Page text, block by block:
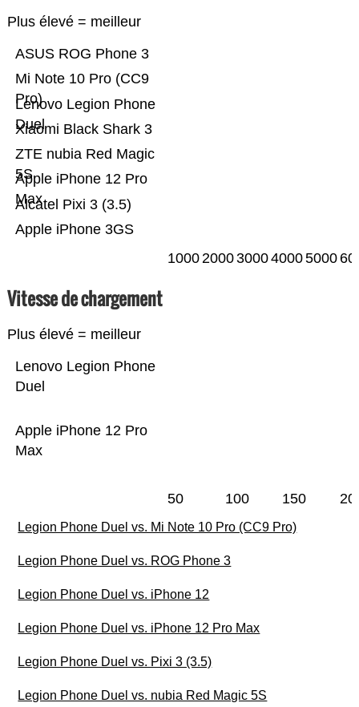
Plus élevé = meilleur
Apple iPhone 3GS
Alcatel Pixi 3 (3.5)
Apple iPhone 12 Pro
Max
ZTE nubia Red Magic
5S
Xiaomi Black Shark 3
Lenovo Legion Phone
Duel
Mi Note 10 Pro (CC9
Pro)
ASUS ROG Phone 3
10002000300040005000
Vitesse de chargement
Plus élevé = meilleur
Apple iPhone 12 Pro
Max
Lenovo Legion Phone
Duel
50 100 150
Legion Phone Duel vs. Mi Note 10 Pro (CC9 Pro)
Legion Phone Duel vs. ROG Phone 3
Legion Phone Duel vs. iPhone 12
Legion Phone Duel vs. iPhone 12 Pro Max
Legion Phone Duel vs. Pixi 3 (3.5)
Legion Phone Duel vs. nubia Red Magic 5S